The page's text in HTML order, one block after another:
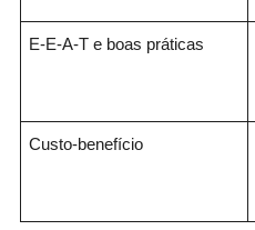
E-E-A-T e boas práticas
Custo-benefício